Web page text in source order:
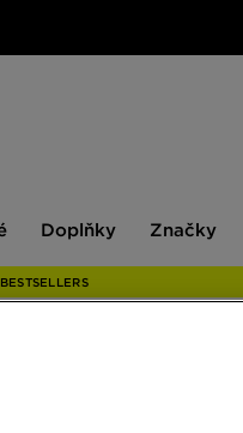
Doplňky Značky
BESTSELLERS